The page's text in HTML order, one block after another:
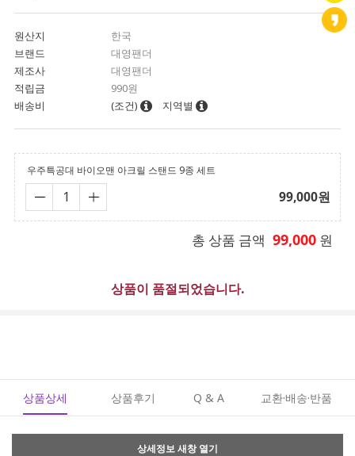
원산지
한국
브랜드
대영팬더
제조사
대영팬더
적립금
990원
배송비
(조건) 지역별
우주특공대 바이오맨 아크릴 스탠드 9종 세트
99,000원
총 상품 금액 99,000 원
상품이 품절되었습니다.
상품상세 상품후기 Q & A 교환·배송·반품
상세정보 새창 열기